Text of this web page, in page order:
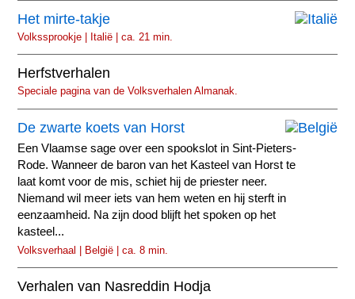
Het mirte-takje
Volkssprookje | Italië | ca. 21 min.
Herfstverhalen
Speciale pagina van de Volksverhalen Almanak.
De zwarte koets van Horst
Een Vlaamse sage over een spookslot in Sint-Pieters-
Rode. Wanneer de baron van het Kasteel van Horst te
laat komt voor de mis, schiet hij de priester neer.
Niemand wil meer iets van hem weten en hij sterft in
eenzaamheid. Na zijn dood blijft het spoken op het
kasteel...
Volksverhaal | België | ca. 8 min.
Verhalen van Nasreddin Hodja